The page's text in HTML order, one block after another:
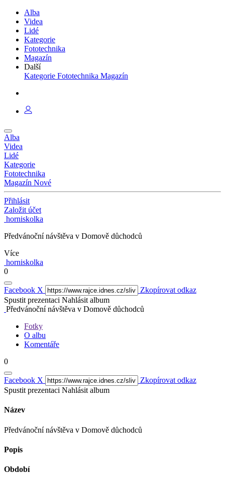
Alba
Videa
Lidé
Kategorie
Fototechnika
Magazín
Další
Kategorie Fototechnika Magazín
Alba
Videa
Lidé
Kategorie
Fototechnika
Magazín Nové
Přihlásit
Založit účet
horniskolka
Předvánoční návštěva v Domově důchodců
Více
horniskolka
0
Facebook X
Zkopírovat odkaz
Spustit prezentaci Nahlásit album
Předvánoční návštěva v Domově důchodců
Fotky
O albu
Komentáře
0
Facebook X
Zkopírovat odkaz
Spustit prezentaci Nahlásit album
Název
Předvánoční návštěva v Domově důchodců
Popis
Období